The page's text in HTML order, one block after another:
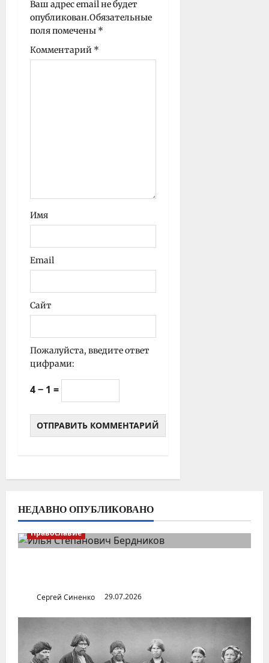
и
Ваш адрес email не будет
опубликован.Обязательные
поля помечены *
Комментарий *
Имя
Email
Сайт
Пожалуйста, введите ответ
цифрами:
4 − 1 =
НЕДАВНО ОПУБЛИКОВАНО
Православие
Сергей Синенко 29.07.2026